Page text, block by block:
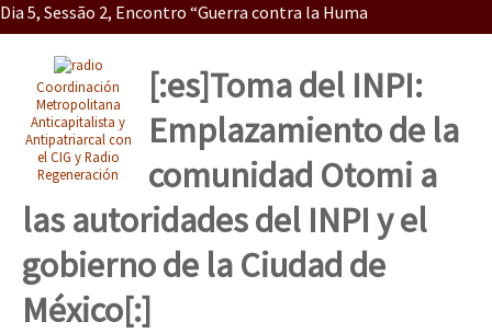
Quiénes Somos
La palabra del EZLN
Encuentros
TEMAS
Chiapas
México
Latinoamérica
Mundo
Dia 5, Sessão 2, Encontro “Guerra contra la Humanidad”
Dia 5, sessão 1, do Encontro “Guerra contra a Humanidade”(As
Dia 3 do Encontro “Guerra contra a Humanidade”
Coordinación
Metropolitana
Anticapitalista y
Antipatriarcal con
el CIG y Radio
Regeneración
[:es]Toma del INPI:
Emplazamiento de la
comunidad Otomi a
las autoridades del INPI y el
gobierno de la Ciudad de
México[:]